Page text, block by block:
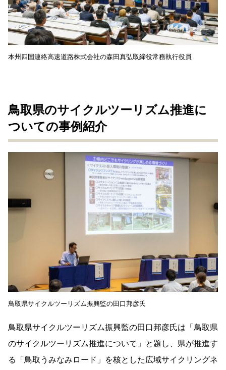
本州四国連絡高速道路株式会社の森田真弘取締役常務執行役員
鳥取県のサイクルツーリズム推進に
ついての事例紹介
鳥取県サイクルツーリズム振興監の田口邦彦氏
鳥取県サイクルツーリズム振興監の田口邦彦氏は「鳥取県
のサイクルツーリズム推進について」と題し、県が推進す
る「鳥取うみなみロード」を核とした広域サイクリングネ